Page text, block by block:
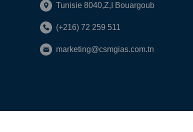
Tunisie 8040,Z,I Bouargoub
(+216) 72 259 511
marketing@csmgias.com.tn